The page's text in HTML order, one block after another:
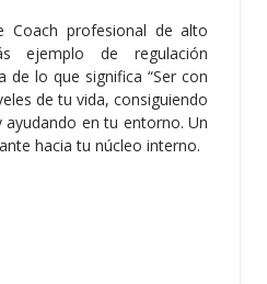
Coach profesional de alto
ejemplo de regulación
de lo que significa “Ser con
de tu vida, consiguiendo
en tu entorno. Un
hacia tu núcleo interno.